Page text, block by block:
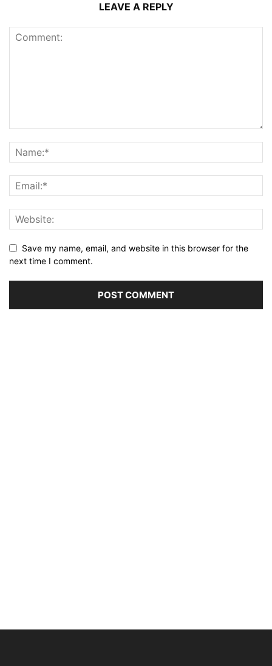
LEAVE A REPLY
Save my name, email, and website in this browser for the
next time I comment.